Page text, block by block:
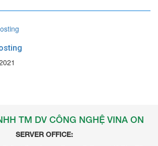
TM DV CÔNG NGHỆ VINA ON
SERVER OFFICE: